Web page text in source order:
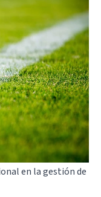
en la gestión de